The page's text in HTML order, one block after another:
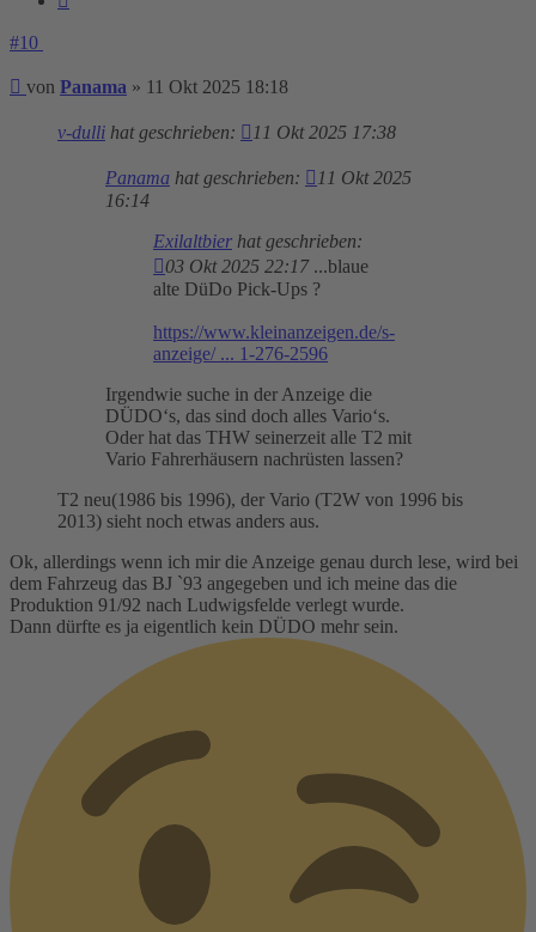
#10
Beitrag
von Panama » 11 Okt 2025 18:18
v-dulli hat geschrieben: 11 Okt 2025 17:38
Panama hat geschrieben:
11 Okt 2025
16:14
Exilaltbier hat geschrieben:
03 Okt 2025 22:17...blaue
alte DüDo Pick-Ups ?
https://www.kleinanzeigen.de/s-
anzeige/ ... 1-276-2596
Irgendwie suche in der Anzeige die
DÜDO‘s, das sind doch alles Vario‘s.
Oder hat das THW seinerzeit alle T2 mit
Vario Fahrerhäusern nachrüsten lassen?
T2 neu(1986 bis 1996), der Vario (T2W von 1996 bis
2013) sieht noch etwas anders aus.
Ok, allerdings wenn ich mir die Anzeige genau durch lese, wird bei
dem Fahrzeug das BJ ˋ93 angegeben und ich meine das die
Produktion 91/92 nach Ludwigsfelde verlegt wurde.
Dann dürfte es ja eigentlich kein DÜDO mehr sein.